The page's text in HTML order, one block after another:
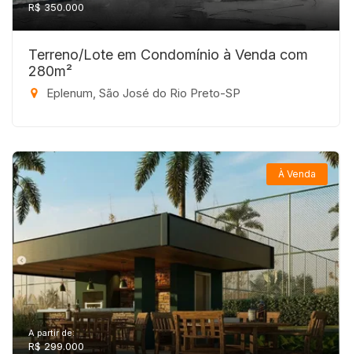
R$ 350.000
Terreno/Lote em Condomínio à Venda com
280m²
Eplenum, São José do Rio Preto-SP
À Venda
A partir de:
R$ 299.000